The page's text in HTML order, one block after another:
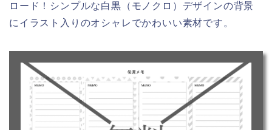
ロード！シンプルな白黒（モノクロ）デザインの背景
にイラスト入りのオシャレでかわいい素材です。